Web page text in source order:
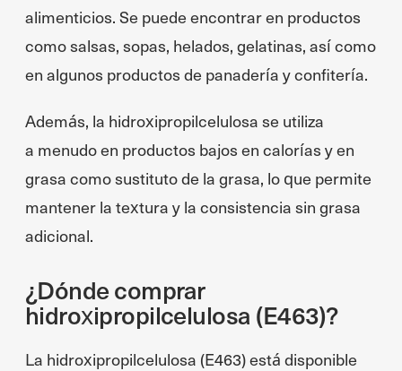
alimenticios. Se puede encontrar en productos
como salsas, sopas, helados, gelatinas, así como
en algunos productos de panadería y confitería.
Además, la hidroxipropilcelulosa se utiliza
a menudo en productos bajos en calorías y en
grasa como sustituto de la grasa, lo que permite
mantener la textura y la consistencia sin grasa
adicional.
¿Dónde comprar
hidroxipropilcelulosa (E463)?
La hidroxipropilcelulosa (E463) está disponible